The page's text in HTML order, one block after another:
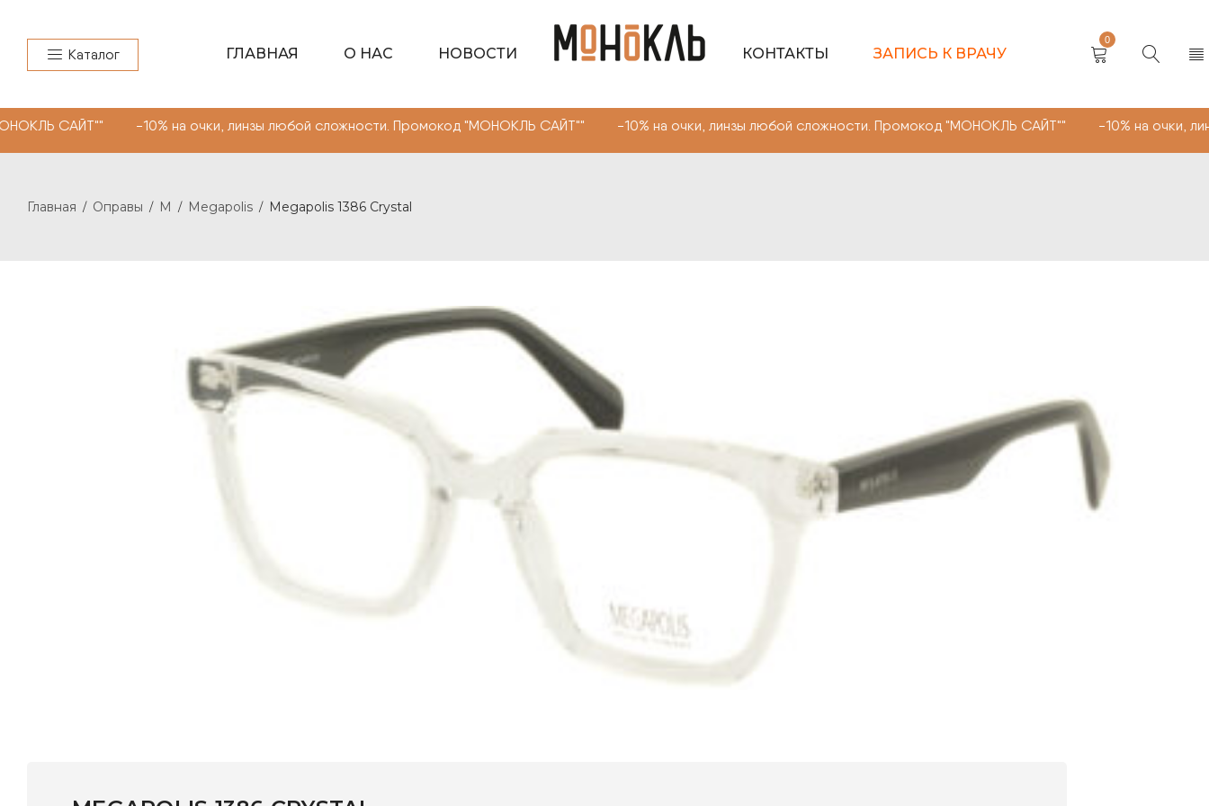
Каталог ГЛАВНАЯ О НАС НОВОСТИ КОНТАКТЫ ЗАПИСЬ К ВРАЧУ
0
-10% на очки, линзы любой сложности. Промокод "МОНОКЛЬ САЙТ"" -10% на очки, линзы любой сложности. Промокод "МОНОКЛЬ САЙТ"" -10% на очки,
Главная / Оправы / M / Megapolis / Megapolis 1386 Crystal